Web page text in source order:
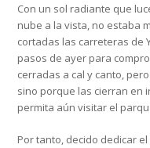
Con un sol radiante que
nube a la vista, no estaba
cortadas las carreteras de
pasos de ayer para
cerradas a cal y canto,
sino porque las cierran en
permita aún visitar el
Por tanto, decido dedicar